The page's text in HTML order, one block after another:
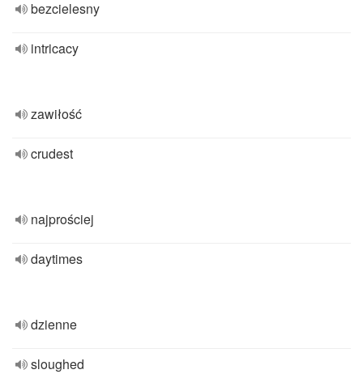
bezcielesny
intricacy
zawiłość
crudest
najprościej
daytimes
dzienne
sloughed